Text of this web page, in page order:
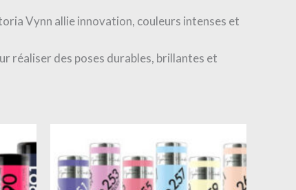
Vynn allie innovation, couleurs intenses et
réaliser des poses durables, brillantes et